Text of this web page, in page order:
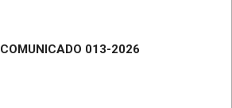
COMUNICADO 013-2026